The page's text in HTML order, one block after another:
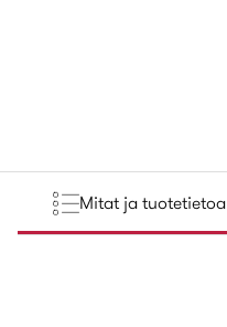
Mitat ja tuotetietoa